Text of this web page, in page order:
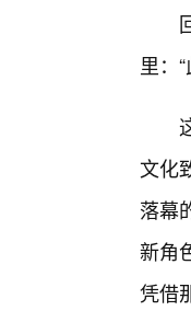
里：
文化
落幕
新角
凭借